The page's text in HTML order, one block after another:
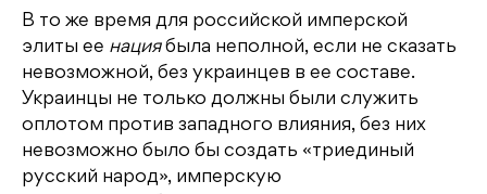
В то же время для российской имперской
элиты ее нациябыла неполной, если не сказать
невозможной, без украинцев в ее составе.
Украинцы не только должны были служить
оплотом против западного влияния, без них
невозможно было бы создать «триединый
русский народ», имперскую